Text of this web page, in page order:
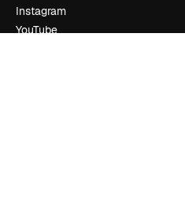
Instagram
YouTube